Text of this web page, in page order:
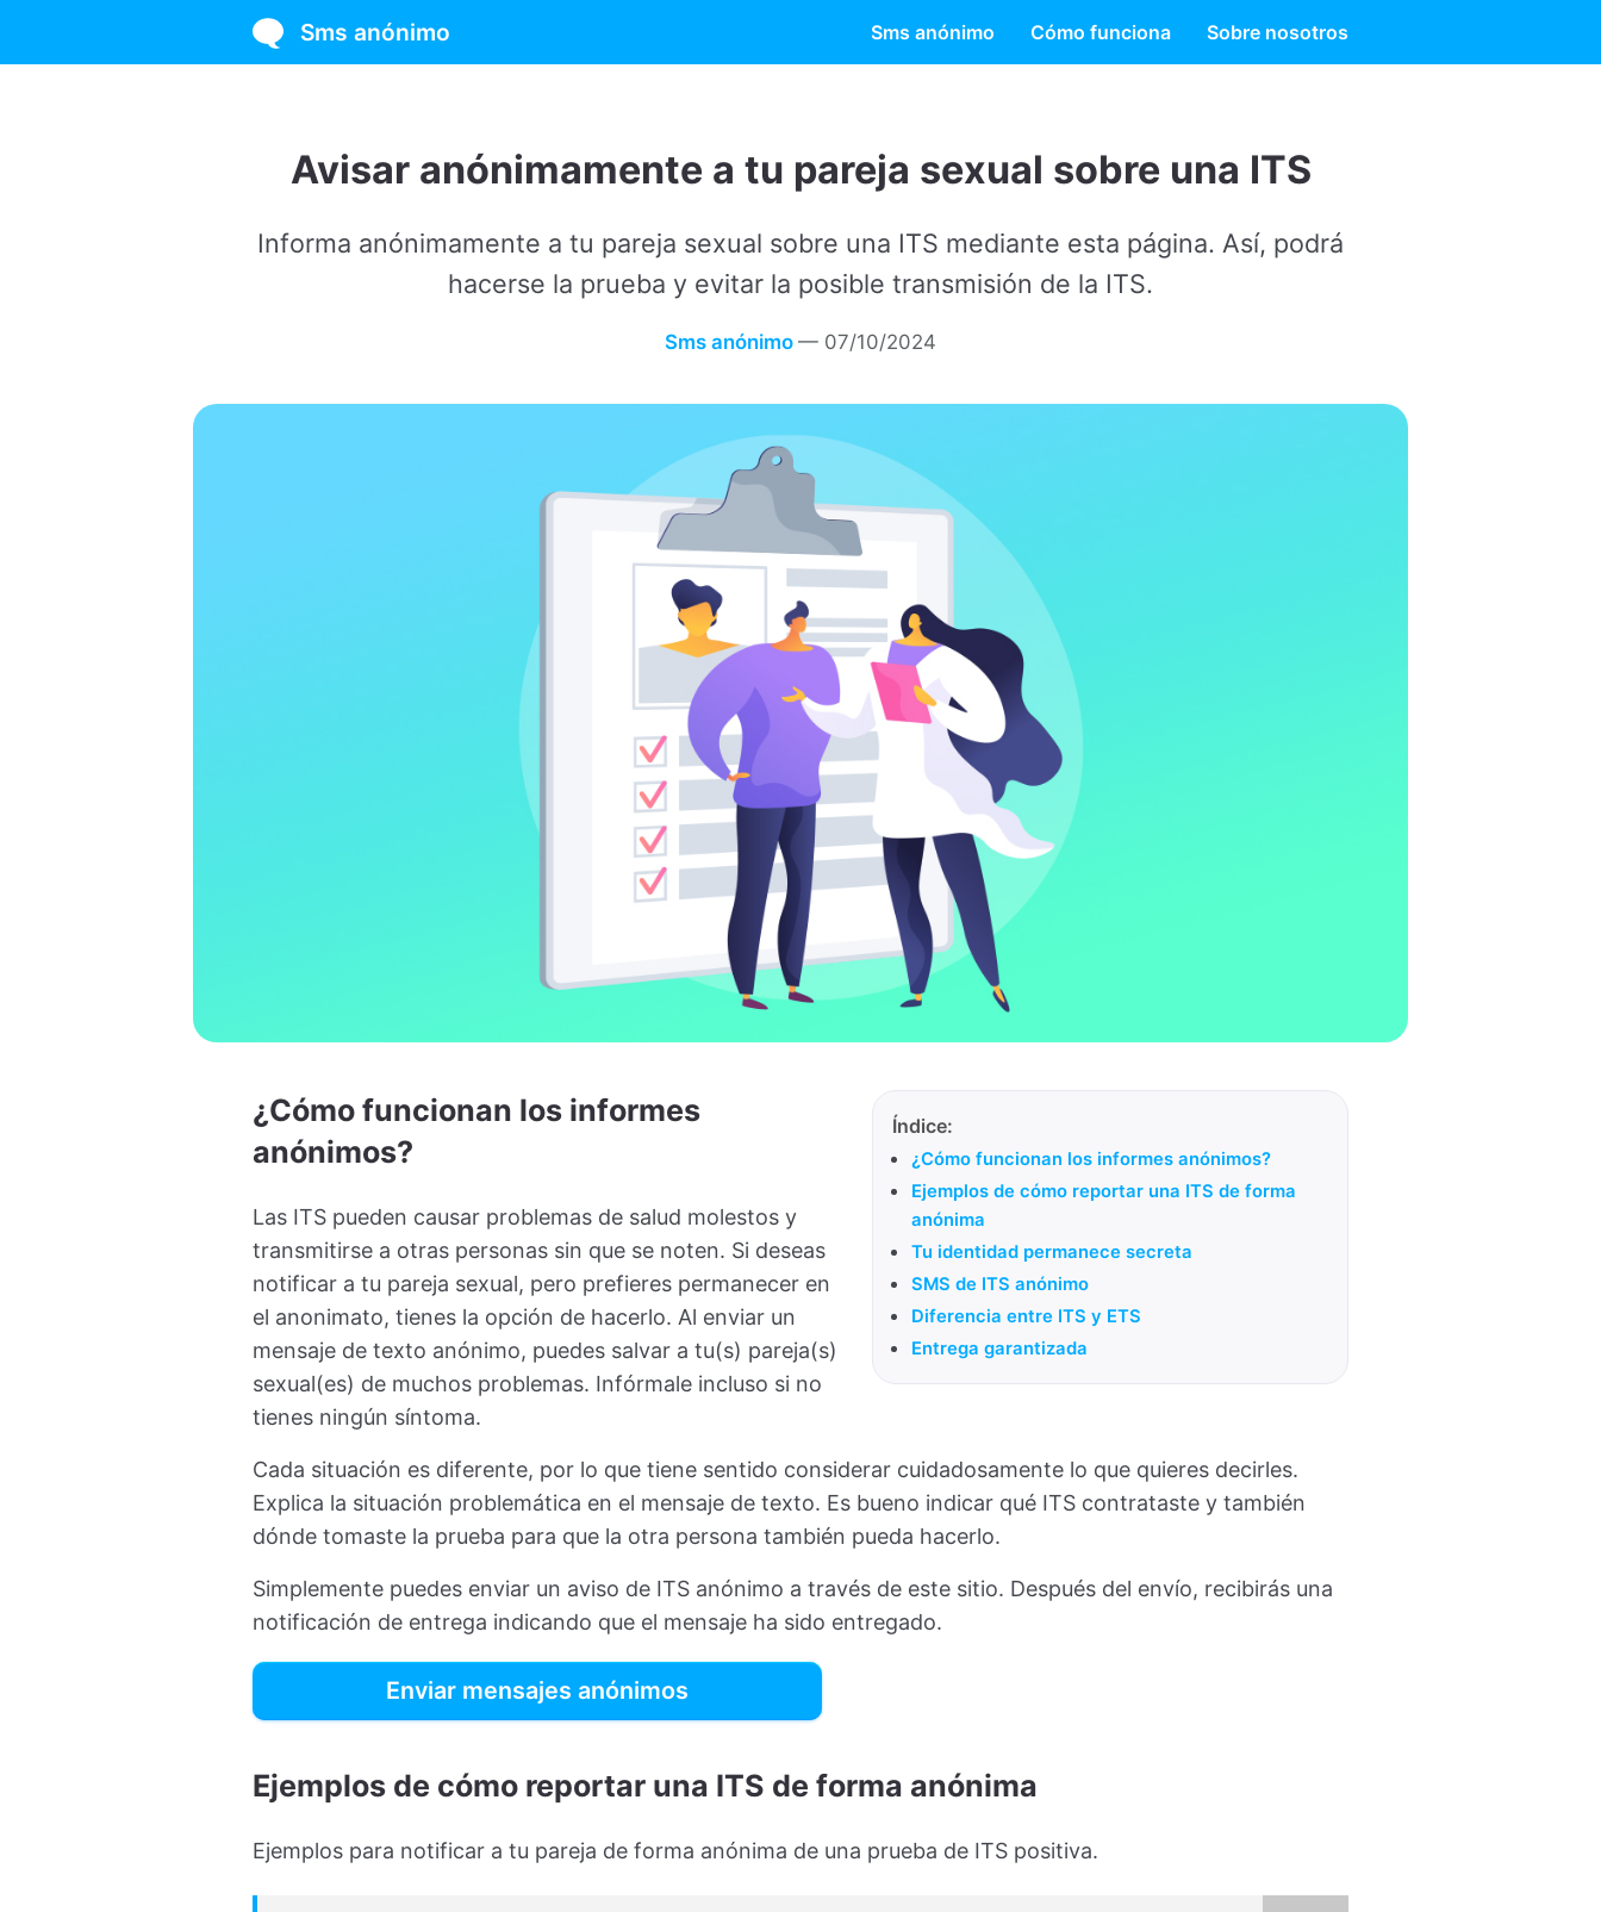
Sms anónimo Sms anónimo Cómo funciona Sobre nosotros
hacerse la prueba y evitar la posible transmisión de la ITS.
Sms anónimo — 07/10/2024
Índice:
¿Cómo funcionan los informes anónimos?
Ejemplos de cómo reportar una ITS de forma
anónima
Tu identidad permanece secreta
SMS de ITS anónimo
Diferencia entre ITS y ETS
Entrega garantizada
¿Cómo funcionan los informes
anónimos?
Las ITS pueden causar problemas de salud molestos y
transmitirse a otras personas sin que se noten. Si deseas
notificar a tu pareja sexual, pero prefieres permanecer en
el anonimato, tienes la opción de hacerlo. Al enviar un
mensaje de texto anónimo, puedes salvar a tu(s) pareja(s)
sexual(es) de muchos problemas. Infórmale incluso si no
tienes ningún síntoma.
Cada situación es diferente, por lo que tiene sentido considerar cuidadosamente lo que quieres decirles.
Explica la situación problemática en el mensaje de texto. Es bueno indicar qué ITS contrataste y también
dónde tomaste la prueba para que la otra persona también pueda hacerlo.
Simplemente puedes enviar un aviso de ITS anónimo a través de este sitio. Después del envío, recibirás una
notificación de entrega indicando que el mensaje ha sido entregado.
Enviar mensajes anónimos
Ejemplos de cómo reportar una ITS de forma anónima
Ejemplos para notificar a tu pareja de forma anónima de una prueba de ITS positiva.